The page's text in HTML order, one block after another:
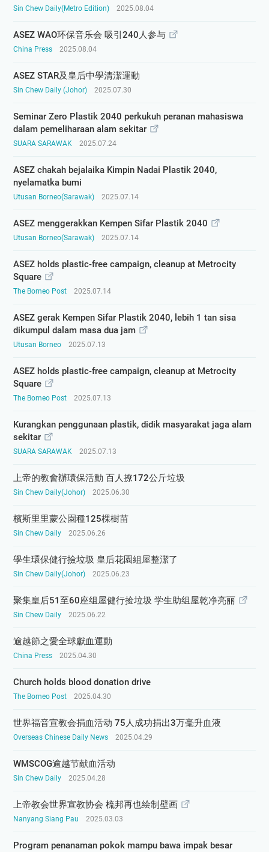
Sin Chew Daily(Metro Edition) 2025.08.04
ASEZ WAO环保音乐会 吸引240人参与
China Press 2025.08.04
ASEZ STAR及皇后中學清潔運動
Sin Chew Daily (Johor) 2025.07.30
Seminar Zero Plastik 2040 perkukuh peranan mahasiswa
dalam pemeliharaan alam sekitar
SUARA SARAWAK 2025.07.24
ASEZ chakah bejalaika Kimpin Nadai Plastik 2040,
nyelamatka bumi
Utusan Borneo(Sarawak) 2025.07.14
ASEZ menggerakkan Kempen Sifar Plastik 2040
Utusan Borneo(Sarawak) 2025.07.14
ASEZ holds plastic-free campaign, cleanup at Metrocity
Square
The Borneo Post 2025.07.14
ASEZ gerak Kempen Sifar Plastik 2040, lebih 1 tan sisa
dikumpul dalam masa dua jam
Utusan Borneo 2025.07.13
ASEZ holds plastic-free campaign, cleanup at Metrocity
Square
The Borneo Post 2025.07.13
Kurangkan penggunaan plastik, didik masyarakat jaga alam
sekitar
SUARA SARAWAK 2025.07.13
上帝的教會辦環保活動 百人撩172公斤垃圾
Sin Chew Daily(Johor) 2025.06.30
檳斯里里蒙公園種125棵樹苗
Sin Chew Daily 2025.06.26
學生環保健行撿垃圾 皇后花園組屋整潔了
Sin Chew Daily(Johor) 2025.06.23
聚集皇后51至60座组屋健行捡垃圾 学生助组屋乾净亮丽
Sin Chew Daily 2025.06.22
逾越節之愛全球獻血運動
China Press 2025.04.30
Church holds blood donation drive
The Borneo Post 2025.04.30
世界福音宣教会捐血活动 75人成功捐出3万毫升血液
Overseas Chinese Daily News 2025.04.29
WMSCOG逾越节献血活动
Sin Chew Daily 2025.04.28
上帝教会世界宣教协会 梳邦再也绘制壁画
Nanyang Siang Pau 2025.03.03
Program penanaman pokok mampu bawa impak besar